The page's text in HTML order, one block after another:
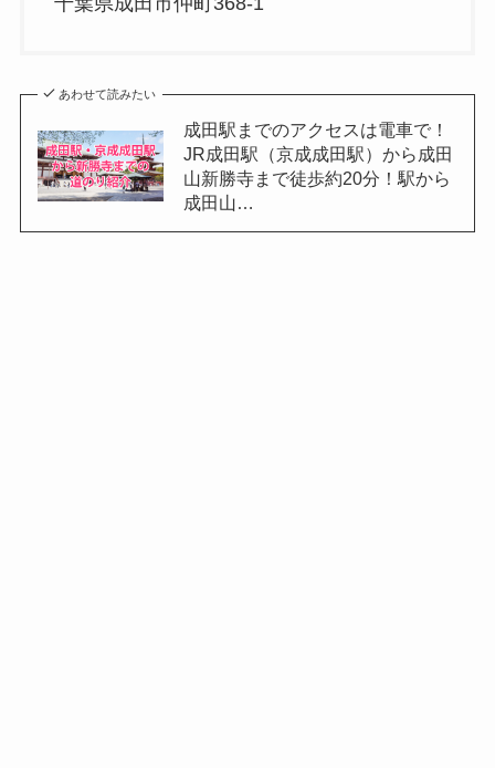
あわせて読みたい
成田駅までのアクセスは電車で！
JR成田駅（京成成田駅）から成田
山新勝寺まで徒歩約20分！駅から
成田山…